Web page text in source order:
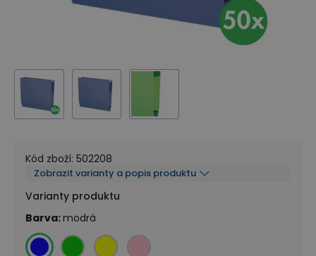
Kód zboží: 502208
Zobrazit varianty a popis produktu
Varianty produktu
Barva:modrá